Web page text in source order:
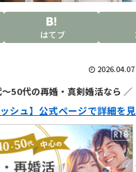
はてブ
2026.04.07
50代の再婚・真剣婚活なら ／
シュ】公式ページで詳細を